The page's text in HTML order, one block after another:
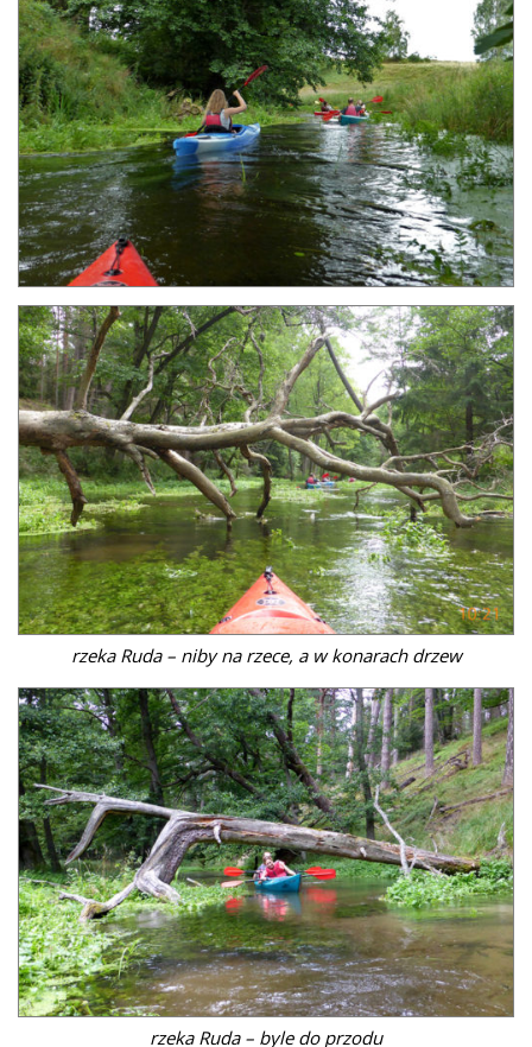
rzeka Ruda – niby na rzece, a w konarach drzew
rzeka Ruda – byle do przodu